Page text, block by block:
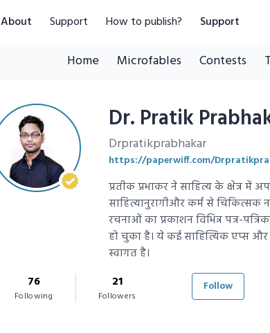
About Support How to publish? Support
Home Microfables Contests
Dr. Pratik
Drpratikprabhakar
https://paperwiff.com/
प्रतीक प्रभाकर ने साहित्य के क्षेत्र
साहित्यानुरागीऔर कर्म से
रचनाओं का प्रकाशन विभिन्न पत्र-
हो चुका है। ये कई साहित्यिक एप्स
स्वागत है।
76
Following
21
Followers
Follow